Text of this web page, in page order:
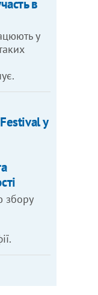
в
у
у
збору